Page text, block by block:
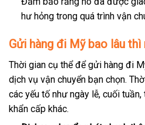
hư hỏng trong quá trình vận
Gửi hàng đi Mỹ bao lâu
Thời gian cụ thể để gửi hàng đi
dịch vụ vận chuyển bạn chọn.
các yếu tố như ngày lễ, cuối
khẩn cấp khác.